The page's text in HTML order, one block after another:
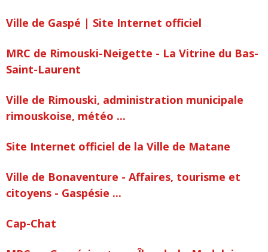
Ville de Gaspé | Site Internet officiel
MRC de Rimouski-Neigette - La Vitrine du Bas-
Saint-Laurent
Ville de Rimouski, administration municipale
rimouskoise, météo ...
Site Internet officiel de la Ville de Matane
Ville de Bonaventure - Affaires, tourisme et
citoyens - Gaspésie ...
Cap-Chat